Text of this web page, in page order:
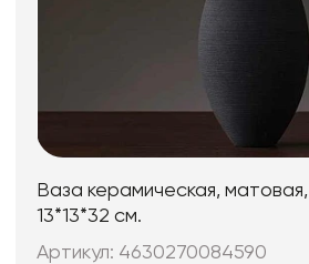
Ваза керамическая,
13*13*32 см.
Артикул: 4630270084590